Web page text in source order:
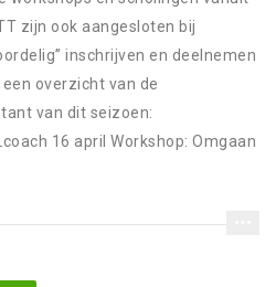
zijn ook aangesloten bij
inschrijven en deelnemen
overzicht van de
van dit seizoen:
16 april Workshop: Omgaan